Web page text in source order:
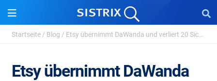
Startseite / Blog / Etsy übernimmt DaWanda und verliert 20 Sichtbarke...
Etsy übernimmt DaWanda